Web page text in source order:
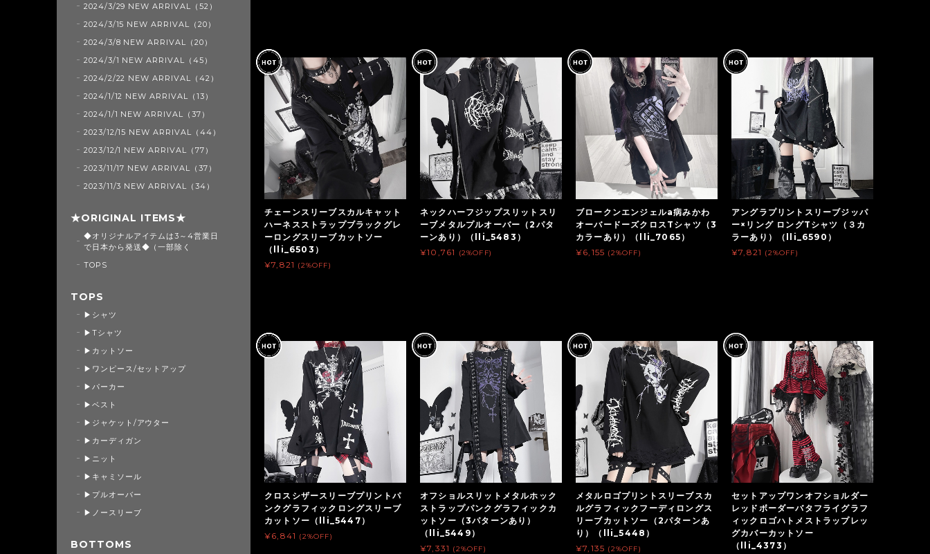
チェーンスリーブスカルキャット
ハーネスストラップブラックグレ
ーロングスリーブカットソー
（lli_6503）
¥7,821 (2%OFF)
ネックハーフジップスリットスリ
ーブメタルプルオーバー（2パタ
ーンあり）（lli_5483）
¥10,761
(2%OFF)
ブロークンエンジェルa病みかわ
オーバードーズクロスTシャツ（3
カラーあり）（lli_7065）
¥6,155 (2%OFF)
アングラプリントスリーブジッパ
ー×リング ロングTシャツ（３カ
ラーあり）（lli_6590）
¥7,821 (2%OFF)
クロスシザースリーブプリントパ
ンクグラフィックロングスリーブ
カットソー（lli_5447）
¥6,841 (2%OFF)
オフショルスリットメタルホック
ストラップパンクグラフィックカ
ットソー（3パターンあり）
（lli_5449）
¥7,331 (2%OFF)
メタルロゴプリントスリーブスカ
ルグラフィックフーディロングス
リーブカットソー（2パターンあ
り）（lli_5448）
¥7,135 (2%OFF)
セットアップワンオフショルダー
レッドボーダーバタフライグラフ
ィックロゴハトメストラップレッ
グカバーカットソー
（lli_4373）
2024/3/29 NEW ARRIVAL（52）
2024/3/15 NEW ARRIVAL（20）
2024/3/8 NEW ARRIVAL（20）
2024/3/1 NEW ARRIVAL（45）
2024/2/22 NEW ARRIVAL（42）
2024/1/12 NEW ARRIVAL（13）
2024/1/1 NEW ARRIVAL（37）
2023/12/15 NEW ARRIVAL（44）
2023/12/1 NEW ARRIVAL（77）
2023/11/17 NEW ARRIVAL（37）
2023/11/3 NEW ARRIVAL（34）
★ORIGINAL ITEMS★
◆オリジナルアイテムは3～4営業日
で日本から発送◆（一部除く
TOPS
TOPS
▶シャツ
▶Tシャツ
▶カットソー
▶ワンピース/セットアップ
▶パーカー
▶ベスト
▶ジャケット/アウター
▶カーディガン
▶ニット
▶キャミソール
▶プルオーバー
▶ノースリーブ
BOTTOMS